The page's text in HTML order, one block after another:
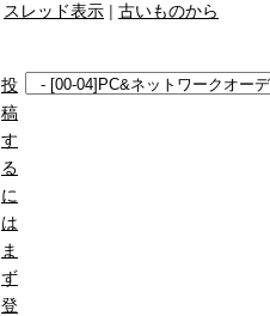
スレッド表示 | 古いものから
投
稿
す
る
に
は
ま
ず
登